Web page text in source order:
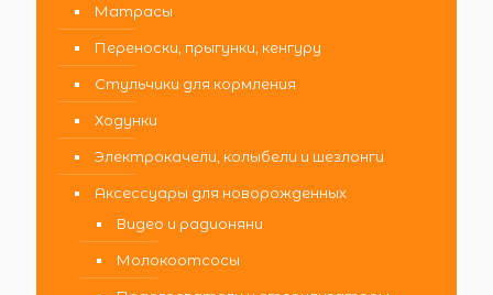
Матрасы
Переноски, прыгунки, кенгуру
Стульчики для кормления
Ходунки
Электрокачели, колыбели и шезлонги
Аксессуары для новорожденных
Видео и радионяни
Молокоотсосы